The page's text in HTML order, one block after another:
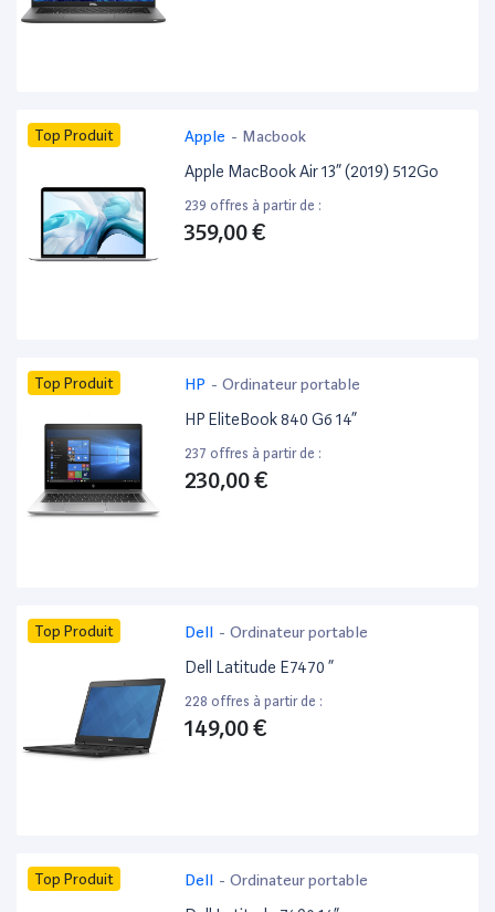
Top Produit Apple - Macbook
Apple MacBook Air 13” (2019) 512Go
239 offres à partir de :
359,00 €
Top Produit HP - Ordinateur portable
HP EliteBook 840 G6 14”
237 offres à partir de :
230,00 €
Top Produit Dell - Ordinateur portable
Dell Latitude E7470 ”
228 offres à partir de :
149,00 €
Top Produit Dell - Ordinateur portable